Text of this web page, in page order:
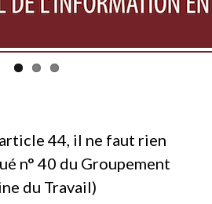
Next
44, il ne faut rien
n° 40 du Groupement
du Travail)